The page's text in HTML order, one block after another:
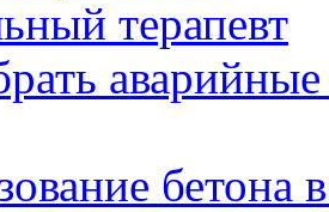
терапевт
бетона